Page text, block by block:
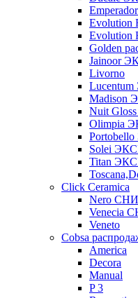
Evolution
Evolution
Golden
Jainoor
Livorno
Nuit
Olimpia
Solei
Titan
Cliсk Ceramica
Nero
Veneto
Cobsa
America
Decora
Manual
P 3